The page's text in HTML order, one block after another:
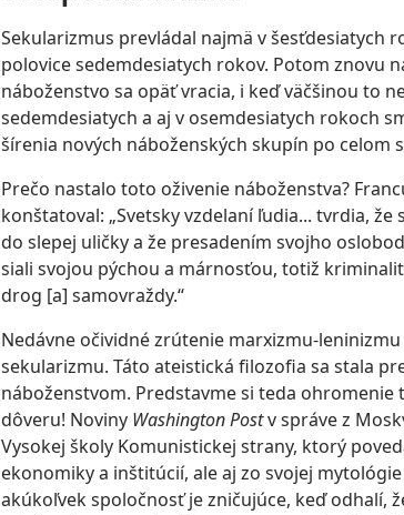
Sekularizmus prevládal najmä v šesťdesiatych
polovice sedemdesiatych rokov. Potom znovu
náboženstvo sa opäť vracia, i keď väčšinou to
sedemdesiatych a aj v osemdesiatych rokoch
šírenia nových náboženských skupín po celom
Prečo nastalo toto oživenie náboženstva?
konštatoval: „Svetsky vzdelaní ľudia... tvrdia,
do slepej uličky a že presadením svojho
siali svojou pýchou a márnosťou, totiž
drog [a] samovraždy.“
Nedávne očividné zrútenie marxizmu-
sekularizmu. Táto ateistická filozofia sa stala
náboženstvom. Predstavme si teda ohromenie
dôveru! Noviny Washington Postv správe z
Vysokej školy Komunistickej strany, ktorý
ekonomiky a inštitúcií, ale aj zo svojej
akúkoľvek spoločnosť je zničujúce, keď odhalí,